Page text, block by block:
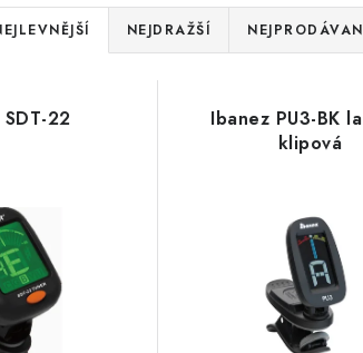
NEJDRAŽŠÍ
22
Ibanez PU3-BK
klipová